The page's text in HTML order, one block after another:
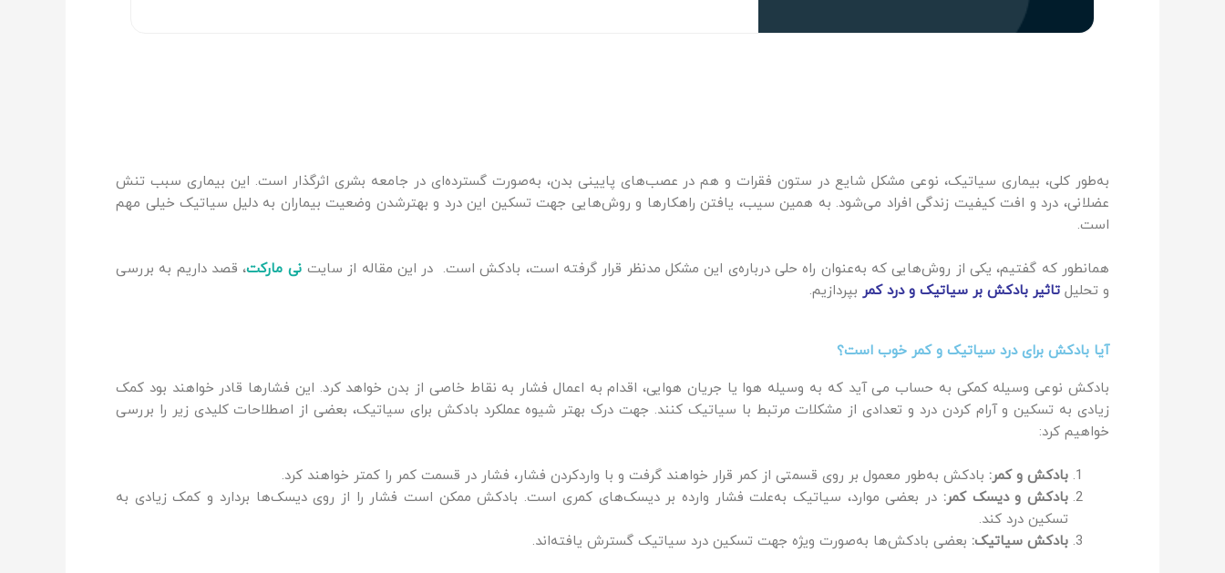
به‌طور کلی، بیماری سیاتیک، نوعی مشکل شایع در ستون فقرات و هم در عصب‌های پایینی بدن، به‌صورت گسترده‌ای در جامعه بشری اثرگذار است. این بیماری سبب تنش
عضلانی، درد و افت کیفیت زندگی افراد می‌شود. به همین سیب، یافتن راهکارها و روش‌هایی جهت تسکین این درد و بهترشدن وضعیت بیماران به دلیل سیاتیک خیلی مهم
است.
همانطور که گفتیم، یکی از روش‌هایی که به‌عنوان راه حلی درباره‌ی این مشکل مدنظر قرار گرفته است، بادکش است. در این مقاله از سایت نی مارکت، قصد داریم به بررسی
و تحلیل تاثیر بادکش بر سیاتیک و درد کمر بپردازیم.
آیا بادکش برای درد سیاتیک و کمر خوب است؟
بادکش نوعی وسیله‌ کمکی به حساب می آید که به وسیله هوا یا جریان هوایی، اقدام به اعمال فشار به نقاط خاصی از بدن خواهد کرد. این فشارها قادر خواهند بود کمک
زیادی به تسکین و آرام کردن درد و تعدادی از مشکلات مرتبط با سیاتیک کنند. جهت درک بهتر شیوه عملکرد بادکش برای سیاتیک، بعضی از اصطلاحات کلیدی زیر را بررسی
خواهیم کرد:
بادکش و کمر: بادکش به‌طور معمول بر روی قسمتی از کمر قرار خواهند گرفت و با واردکردن فشار، فشار در قسمت کمر را کمتر خواهند کرد.
بادکش و دیسک کمر: در بعضی موارد، سیاتیک به‌علت فشار وارده بر دیسک‌های کمری است. بادکش ممکن است فشار را از روی دیسک‌ها بردارد و کمک زیادی به
تسکین درد کند.
بادکش سیاتیک: بعضی بادکش‌ها به‌صورت ویژه جهت تسکین درد سیاتیک گسترش یافته‌اند.